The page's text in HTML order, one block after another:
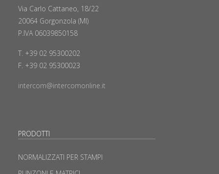
Via Carlo Cattaneo, 18/22
20064 Gorgonzola (MI)
P.IVA 06039850158
T. +39 02 95300202
F. +39 02 95300023
intercom@intercomonline.it
PRODOTTI
NORMALIZZATI PER STAMPI